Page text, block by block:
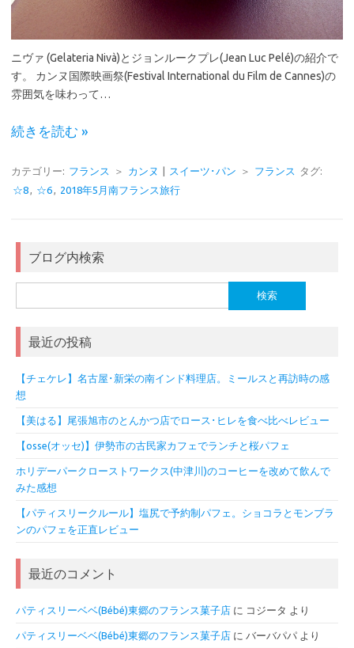
ニヴァ (Gelateria Nivà)とジョンルークプレ(Jean Luc Pelé)の紹介で
す。 カンヌ国際映画祭(Festival International du Film de Cannes)の
雰囲気を味わって…
続きを読む »
カテゴリー: フランス ＞ カンヌ | スイーツ･パン ＞ フランス
タグ:
☆8, ☆6, 2018年5月南フランス旅行
ブログ内検索
索:
最近の投稿
【チェケレ】名古屋･新栄の南インド料理店。ミールスと再訪時の感
想
【美はる】尾張旭市のとんかつ店でロース･ヒレを食べ比べレビュー
【osse(オッセ)】伊勢市の古民家カフェでランチと桜パフェ
ホリデーパークローストワークス(中津川)のコーヒーを改めて飲んで
みた感想
【パティスリークルール】塩尻で予約制パフェ。ショコラとモンブラ
ンのパフェを正直レビュー
最近のコメント
パティスリーベベ(Bébé)東郷のフランス菓子店 に コジータ より
パティスリーベベ(Bébé)東郷のフランス菓子店 に バーバパパ より